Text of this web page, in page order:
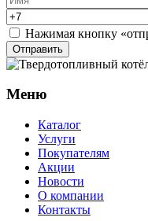
Нажимая кнопку
Отправить
Меню
Каталог
Услуги
Покупателям
Акции
Новости
О компании
Контакты